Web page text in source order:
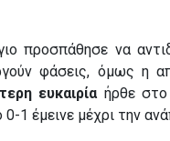
προσπάθησε να
φάσεις, όμως η
ευκαιρίαήρθε στο
1 έμεινε μέχρι την